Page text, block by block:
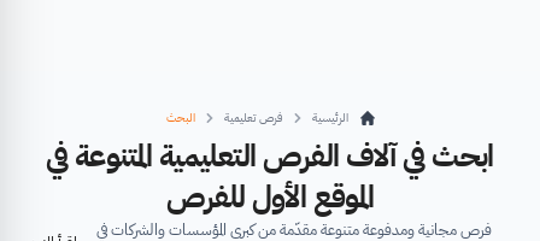
الرئيسية فرص تعليمية البحث
ابحث في آلاف الفرص التعليمية المتنوعة في
الموقع الأول للفرص
فرص مجانية ومدفوعة متنوعة مقدّمة من كبرى المؤسسات والشركات في